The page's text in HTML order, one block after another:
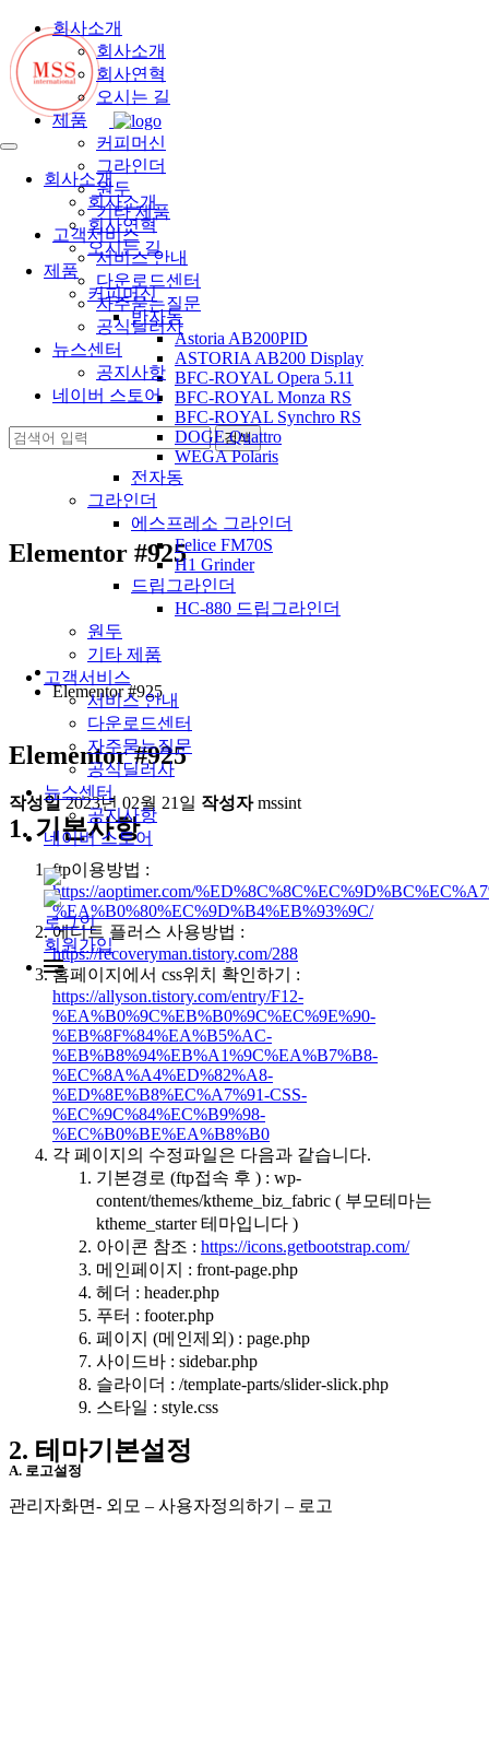
회사소개
회사소개
회사연혁
오시는 길
제품
커피머신
반자동
Astoria AB200PID
ASTORIA AB200 Display
BFC-ROYAL Opera 5.11
BFC-ROYAL Monza RS
BFC-ROYAL Synchro RS
DOGE Quattro
WEGA Polaris
전자동
그라인더
에스프레소 그라인더
Felice FM70S
H1 Grinder
드립그라인더
HC-880 드립그라인더
원두
기타 제품
고객서비스
서비스 안내
다운로드센터
자주묻는질문
공식딜러사
뉴스센터
공지사항
네이버 스토어
로그인
회원가입
회사소개
회사소개
회사연혁
오시는 길
제품
커피머신
그라인더
원두
기타 제품
고객서비스
서비스 안내
다운로드센터
자주묻는질문
공식딜러사
뉴스센터
공지사항
네이버 스토어
Elementor #925
Elementor #925
Elementor #925
작성일2023년 02월 21일 작성자mssint
1. 기본사항
ftp이용방법 :
https://aoptimer.com/
%EA%B0%80%EC%9D%B4%EB%93%9C/
에디트 플러스 사용방법 :
https://recoveryman.tistory.com/288
홈페이지에서 css위치 확인하기 :
https://allyson.tistory.com/entry/F12-
%EA%B0%9C%EB%B0%9C%EC%9E%90-
%EB%8F%84%EA%B5%AC-
%EB%B8%94%EB%A1%9C%EA%B7%B8-
%EC%8A%A4%ED%82%A8-
%ED%8E%B8%EC%A7%91-CSS-
%EC%9C%84%EC%B9%98-
%EC%B0%BE%EA%B8%B0
각 페이지의 수정파일은 다음과 같습니다.
기본경로 (ftp접속 후 ) : wp-
content/themes/ktheme_biz_fabric ( 부모테마는
ktheme_starter 테마입니다 )
아이콘 참조 : https://icons.getbootstrap.com/
메인페이지 : front-page.php
헤더 : header.php
푸터 : footer.php
페이지 (메인제외) : page.php
사이드바 : sidebar.php
슬라이더 : /template-parts/slider-slick.php
스타일 : style.css
2. 테마기본설정
A. 로고설정
관리자화면- 외모 – 사용자정의하기 – 로고